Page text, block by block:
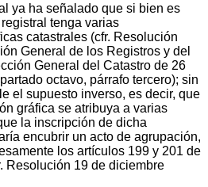
ya ha señalado que si bien es
tenga varias
catastrales (cfr. Resolución
General de los Registros y del
General del Catastro de 26
octavo, párrafo tercero); sin
el supuesto inverso, es decir, que
gráfica se atribuya a varias
la inscripción de dicha
encubrir un acto de agrupación,
los artículos 199 y 201 de
Resolución 19 de diciembre